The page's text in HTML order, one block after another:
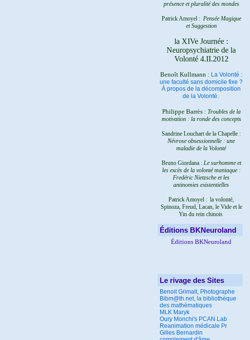
présence et pluralité des mondes
Patrick Amoyel : Pensée Magique
et Suggestion
la XIVe Journée :
Neuropsychiatrie de la
Volonté 4.II.2012
Benoît Kullmann : La Volonté :
une faculté sans domicile fixe ?
À propos de la décomposition
de la Volonté.
Philippe Barrès : Troubles de la
motivation : la ronde des concepts
Sandrine Louchart de la Chapelle :
Névrose obsessionnelle : une
maladie de la Volonté
Bruno Giordana : Le surhomme et
les excès de la volonté maniaque :
Fredéric Nietzsche et les
antinomies existentielles
Patrick Amoyel : la volonté,
Spinoza, Freud, Lacan, le Vide et le
Yin du rein chinois
Éditions BKNeuroland
Éditions BKNeuroland
Le rivage des Sites
Benoit Grimalt, Photographe
Bibm@th.net, la bibliothèque
des mathématiques
MLK Maryk
Oury Monchi's PCAN Lab
Reanimation médicale Pr
Gilles Bernardin